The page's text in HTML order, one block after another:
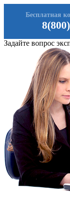
Бесплатная
Задайте вопрос